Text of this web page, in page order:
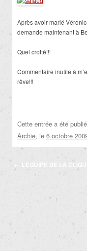
Après avoir marié
demande maintenant à
Quel crotté!!!
Commentaire inutile à
rêve!!!
Cette entrée a été
Archie, le 6 octobre
Navigation
articles
← L’ÉQUIPE DE LA